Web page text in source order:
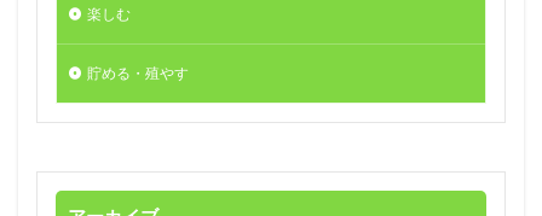
楽しむ
貯める・殖やす